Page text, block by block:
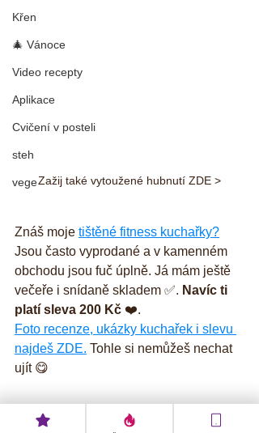
Křen
🎄 Vánoce
Video recepty
Aplikace
Cvičení v posteli
steh
vegeZažij také vytoužené hubnutí ZDE >
Znáš moje tištěné fitness kuchařky?
Jsou často vyprodané a v kamenném
obchodu jsou fuč úplně. Já mám ještě
večeře i snídaně skladem ✅. Navíc ti
platí sleva 200 Kč ❤️.
Foto recenze, ukázky kuchařek i slevu
najdeš ZDE. Tohle si nemůžeš nechat
ujít 😋
Ahooooj - tvoje online fitness trenérka